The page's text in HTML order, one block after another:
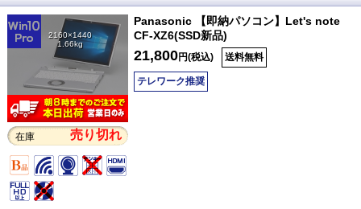
2160×1440
1.66kg
在庫 売り切れ
Panasonic 【即納パソコン】Let's note
CF-XZ6(SSD新品)
21,800円(税込) 送料無料
テレワーク推奨